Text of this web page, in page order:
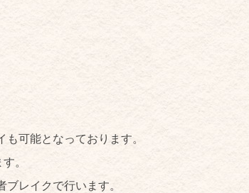
可能となっております。
。
レイクで行います。